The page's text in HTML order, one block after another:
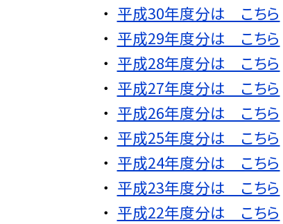
平成30年度分は こちら
平成29年度分は こちら
平成28年度分は こちら
平成27年度分は こちら
平成26年度分は こちら
平成25年度分は こちら
平成24年度分は こちら
平成23年度分は こちら
平成22年度分は こちら